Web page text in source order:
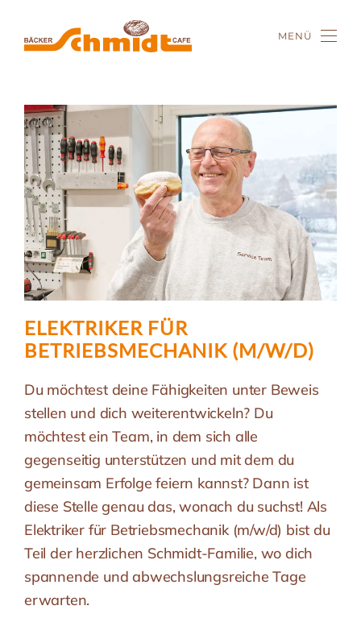
Zum Hauptinhalt springen
MENÜ
ELEKTRIKER FÜR
BETRIEBSMECHANIK (M/W/D)
Du möchtest deine Fähigkeiten unter Beweis
stellen und dich weiterentwickeln? Du
möchtest ein Team, in dem sich alle
gegenseitig unterstützen und mit dem du
gemeinsam Erfolge feiern kannst? Dann ist
diese Stelle genau das, wonach du suchst! Als
Elektriker für Betriebsmechanik (m/w/d) bist du
Teil der herzlichen Schmidt-Familie, wo dich
spannende und abwechslungsreiche Tage
erwarten.